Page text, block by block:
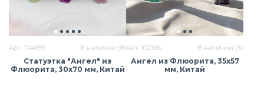
Арт. 104659 В наличии (8)
Статуэтка "Ангел" из
Флюорита, 30х70 мм, Китай
Арт. 102396 В наличии (5)
Ангел из Флюорита, 35х57
мм, Китай